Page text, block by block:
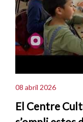
08 abril 2026
El Centre